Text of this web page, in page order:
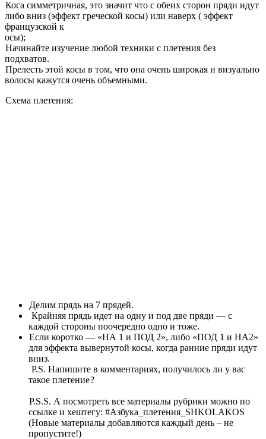
Коса симметричная, это значит что с обеих сторон пряди идут
либо вниз (эффект греческой косы) или наверх ( эффект
французской к
осы);
Начинайте изучение любой техники с плетения без
подхватов.
Прелесть этой косы в том, что она очень широкая и визуально
волосы кажутся очень объемными.
Схема плетения:
Делим прядь на 7 прядей.
Крайняя прядь идет на одну и под две пряди — с
каждой стороны поочередно одно и тоже.
Если коротко — «НА 1 и ПОД 2», либо «ПОД 1 и НА2»
для эффекта вывернутой косы, когда ранние пряди идут
вниз.
P.S. Напишите в комментариях, получилось ли у вас
такое плетение?
P.S.S. А посмотреть все материалы рубрики можно по
ссылке и хештегу: #Азбука_плетения_SHKOLAKOS
(Новые материалы добавляются каждый день – не
пропустите!)